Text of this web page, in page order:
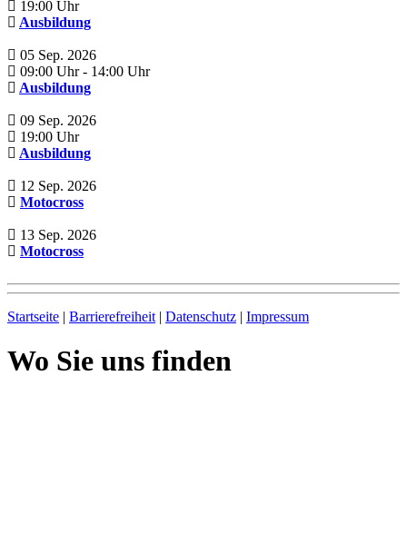
19:00 Uhr
Ausbildung
05 Sep. 2026
09:00 Uhr - 14:00 Uhr
Ausbildung
09 Sep. 2026
19:00 Uhr
Ausbildung
12 Sep. 2026
Motocross
13 Sep. 2026
Motocross
Startseite | Barrierefreiheit | Datenschutz | Impressum
Wo Sie uns finden